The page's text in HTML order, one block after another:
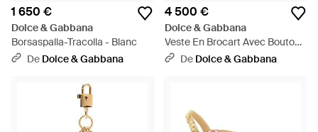
1 650 €
Dolce & Gabbana
Borsaspalla-Tracolla - Blanc
De Dolce & Gabbana
4 500 €
Dolce & Gabbana
Veste En Brocart Avec Boutons
Bijoux À Imprimé Roses -
De Dolce & Gabbana